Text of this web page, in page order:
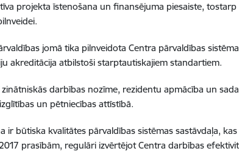
projekta īstenošana un finansējuma piesaiste,
jomā tika pilnveidota Centra pārvaldības
akreditācija atbilstoši starptautiskajiem standartiem.
darbības nozīme, rezidentu apmācība un
un pētniecības attīstībā.
ir būtiska kvalitātes pārvaldības sistēmas sastāvdaļa,
prasībām, regulāri izvērtējot Centra darbības